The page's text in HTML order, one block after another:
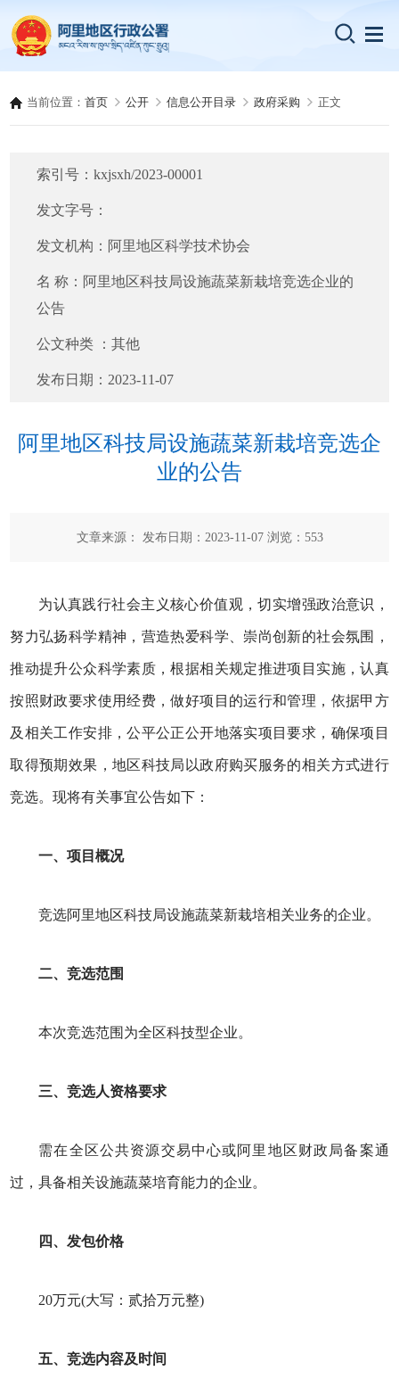
当前位置：首页 公开 信息公开目录 政府采购 正文
索引号：kxjsxh/2023-00001
发文字号：
发文机构： 阿里地区科学技术协会
名 称： 阿里地区科技局设施蔬菜新栽培竞选企业的
公告
公文种类 ：其他
发布日期： 2023-11-07
阿里地区科技局设施蔬菜新栽培竞选企
业的公告
文章来源： 发布日期：2023-11-07 浏览： 553
为认真践行社会主义核心价值观，切实增强政治意识，
努力弘扬科学精神，营造热爱科学、崇尚创新的社会氛围，
推动提升公众科学素质，根据相关规定推进项目实施，认真
按照财政要求使用经费，做好项目的运行和管理，依据甲方
及相关工作安排，公平公正公开地落实项目要求，确保项目
取得预期效果，地区科技局以政府购买服务的相关方式进行
竞选。现将有关事宜公告如下：
一、项目概况
竞选阿里地区科技局设施蔬菜新栽培相关业务的企业。
二、竞选范围
本次竞选范围为全区科技型企业。
三、竞选人资格要求
需在全区公共资源交易中心或阿里地区财政局备案通
过，具备相关设施蔬菜培育能力的企业。
四、发包价格
20万元(大写：贰拾万元整)
五、竞选内容及时间